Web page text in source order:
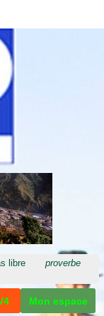
libre
proverbe
Mon espace